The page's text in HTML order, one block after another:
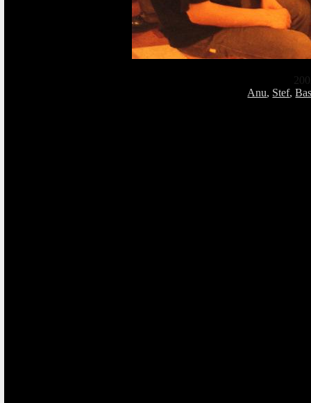
Anu, Stef,